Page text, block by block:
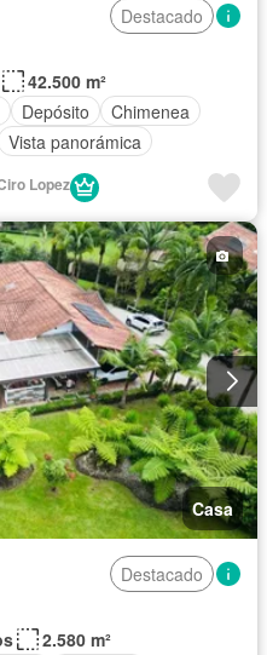
Destacado
42.500 m²
Depósito
Chimenea
Vista panorámica
Lopez
Casa
Destacado
2.580 m²